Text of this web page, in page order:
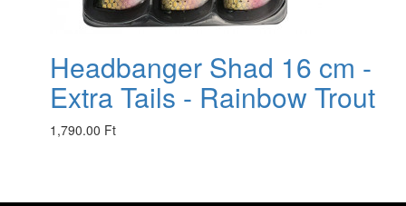
Headbanger Shad 16 cm -
Extra Tails - Rainbow Trout
1,790.00 Ft